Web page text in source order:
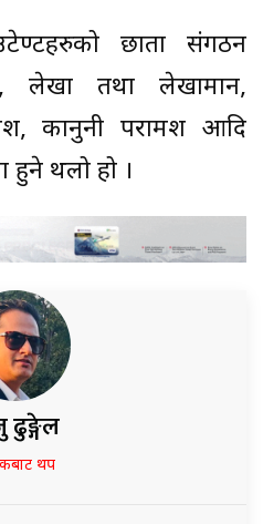
छाता संगठन
लेखा तथा लेखामान,
कानुनी परामर्श आदि
हुने थलो हो ।
ढुङ्गेल
थप